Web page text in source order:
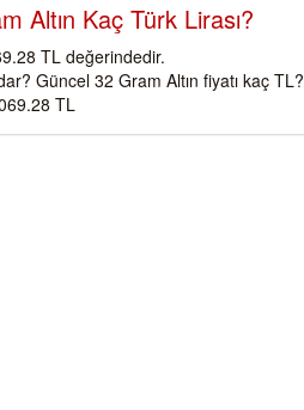
Altın Kaç Türk Lirası?
TL değerindedir.
Güncel 32 Gram Altın fiyatı kaç TL?
TL